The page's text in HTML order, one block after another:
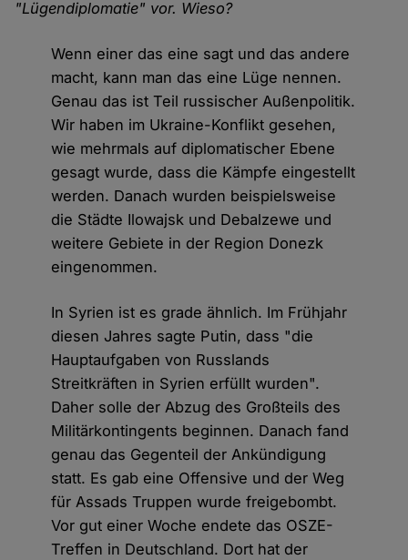
"Lügendiplomatie" vor. Wieso?
Wenn einer das eine sagt und das andere
macht, kann man das eine Lüge nennen.
Genau das ist Teil russischer Außenpolitik.
Wir haben im Ukraine-Konflikt gesehen,
wie mehrmals auf diplomatischer Ebene
gesagt wurde, dass die Kämpfe eingestellt
werden. Danach wurden beispielsweise
die Städte Ilowajsk und Debalzewe und
weitere Gebiete in der Region Donezk
eingenommen.
In Syrien ist es grade ähnlich. Im Frühjahr
diesen Jahres sagte Putin, dass "die
Hauptaufgaben von Russlands
Streitkräften in Syrien erfüllt wurden".
Daher solle der Abzug des Großteils des
Militärkontingents beginnen. Danach fand
genau das Gegenteil der Ankündigung
statt. Es gab eine Offensive und der Weg
für Assads Truppen wurde freigebombt.
Vor gut einer Woche endete das OSZE-
Treffen in Deutschland. Dort hat der